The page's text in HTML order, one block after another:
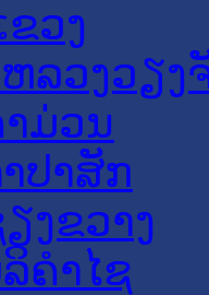
ວງ
ລວງວຽງ
ມ່ວນ
ປາສັກ
ງຂວາງ
ຄໍາໄຊ